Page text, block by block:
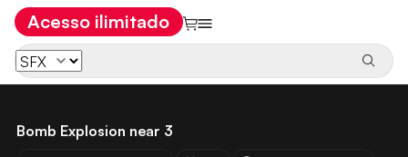
Acesso ilimitado
Bomb Explosion near 3